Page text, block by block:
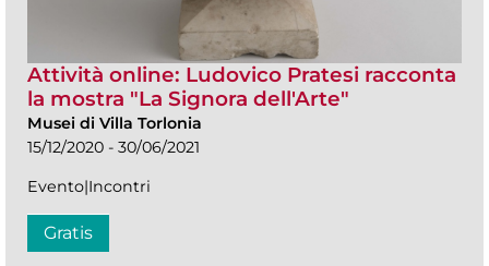
Attività online: Ludovico Pratesi racconta
la mostra "La Signora dell'Arte"
Musei di Villa Torlonia
15/12/2020 - 30/06/2021
Evento|Incontri
Gratis